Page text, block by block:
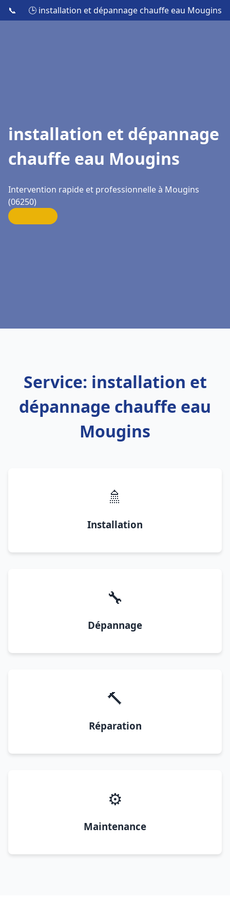
📞 🕒 installation et dépannage chauffe eau Mougins
installation et dépannage
chauffe eau Mougins
Intervention rapide et professionnelle à Mougins
(06250)
Service: installation et
dépannage chauffe eau
Mougins
🚿
Installation
🔧
Dépannage
🔨
Réparation
⚙️
Maintenance